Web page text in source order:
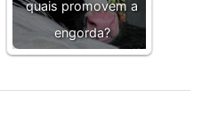
quais promovem a
engorda?